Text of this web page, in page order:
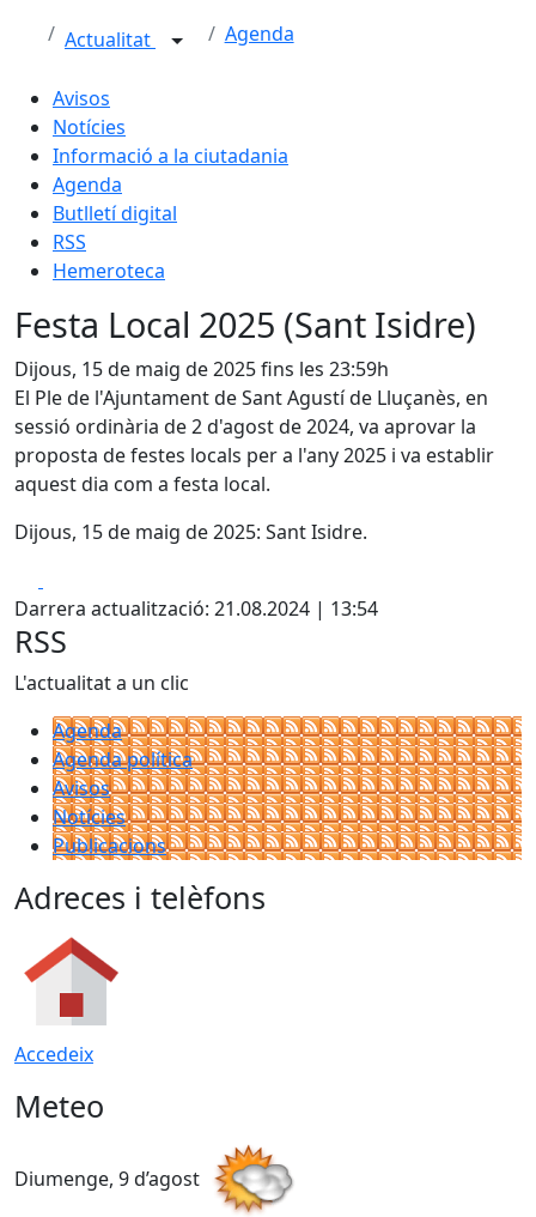
Actualitat Agenda
Avisos
Notícies
Informació a la ciutadania
Agenda
Butlletí digital
RSS
Hemeroteca
Festa Local 2025 (Sant Isidre)
Dijous, 15 de maig de 2025 fins les 23:59h
El Ple de l'Ajuntament de Sant Agustí de Lluçanès, en
sessió ordinària de 2 d'agost de 2024, va aprovar la
proposta de festes locals per a l'any 2025 i va establir
aquest dia com a festa local.
Dijous, 15 de maig de 2025: Sant Isidre.
Darrera actualització: 21.08.2024 | 13:54
RSS
L'actualitat a un clic
Agenda
Agenda política
Avisos
Notícies
Publicacions
Adreces i telèfons
Accedeix
Meteo
Diumenge, 9 d’agost